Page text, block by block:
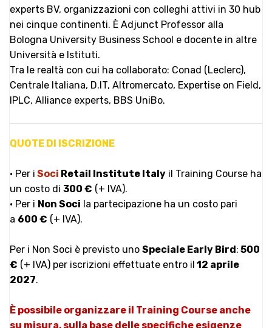
experts BV, organizzazioni con colleghi attivi in 30 hub
nei cinque continenti. È Adjunct Professor alla
Bologna University Business School e docente in altre
Università e Istituti.
Tra le realtà con cui ha collaborato: Conad (Leclerc),
Centrale Italiana, D.IT, Altromercato, Expertise on Field,
IPLC, Alliance experts, BBS UniBo.
QUOTE DI ISCRIZIONE
• Per i Soci Retail Institute Italy il Training Course ha
un costo di 300 € (+ IVA).
• Per i Non Soci la partecipazione ha un costo pari
a 600 € (+ IVA).
Per i Non Soci è previsto uno Speciale Early Bird : 500
€ (+ IVA) per iscrizioni effettuate entro il 12 aprile
2027.
È possibile organizzare il Training Course anche
su misura, sulla base delle specifiche esigenze